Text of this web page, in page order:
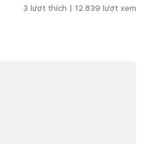
3 lượt thích | 12.839 lượt xem